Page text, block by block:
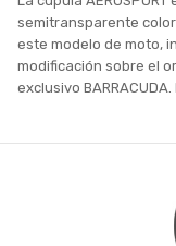
semitransparente
este modelo de moto,
modificación sobre el
exclusivo BARRACUDA.